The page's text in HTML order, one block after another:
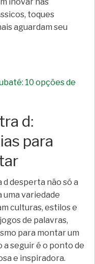
toques
aguardam seu
10 opções de
d:
para
desperta não só a
uma variedade
culturas, estilos e
de palavras,
para montar um
a seguir é o ponto de
e inspiradora.